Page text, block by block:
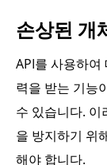
손상된 개
API를 사용하여
력을 받는 기능
수 있습니다. 이
을 방지하기 위
해야 합니다.